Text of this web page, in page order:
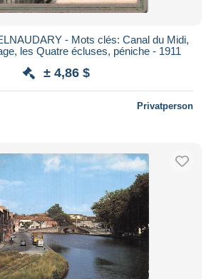
- Mots clés: Canal du Midi,
les Quatre écluses, péniche - 1911
± 4,86 $
Privatperson